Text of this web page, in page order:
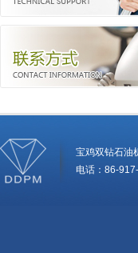
宝鸡双钻石油
电话：86-